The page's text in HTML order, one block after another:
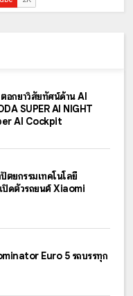
อกย้ำวิสัยทัศน์ด้าน AI
SUPER AI NIGHT
AI Cockpit
ตยกรรมเทคโนโลยี
ดตัวรถยนต์ Xiaomi
Euro 5 รถบรรทุก